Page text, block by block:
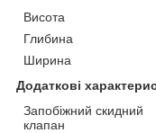
Висота
Глибина
Ширина
Додаткові
Запобіжний скидний
клапан